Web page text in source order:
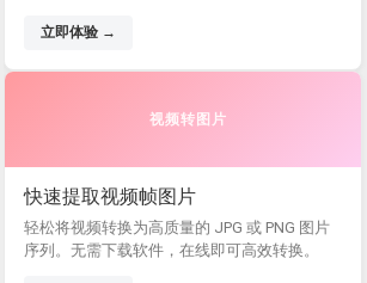
立即体验 →
视频转图片
快速提取视频帧图片
轻松将视频转换为高质量的 JPG 或 PNG 图片
序列。无需下载软件，在线即可高效转换。